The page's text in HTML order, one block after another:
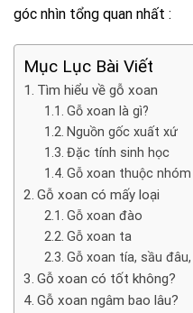
góc nhìn tổng quan nhất :
Mục Lục Bài Viết
Tìm hiểu về gỗ xoan
Gỗ xoan là gì?
Nguồn gốc xuất xứ
Đặc tính sinh học
Gỗ xoan thuộc nhóm
Gỗ xoan có mấy loại
Gỗ xoan đào
Gỗ xoan ta
Gỗ xoan tía, sầu
Gỗ xoan có tốt không?
Gỗ xoan ngâm bao lâu?